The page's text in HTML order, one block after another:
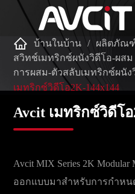
Avcit เมทริกซ์วิดีโอ
Avcit MIX Series 2K Modular
ออกแบบมาสำหรับการกำห
 บ้านในบ้าน
ผลิตภัณฑ์
สวิทช์เมทริกซ์ผนังวิดีโอ-ผสม
การผสม-ตัวสลับเมทริกซ์ผนัง
เมทริกซ์วิดีโอ2K-144x144